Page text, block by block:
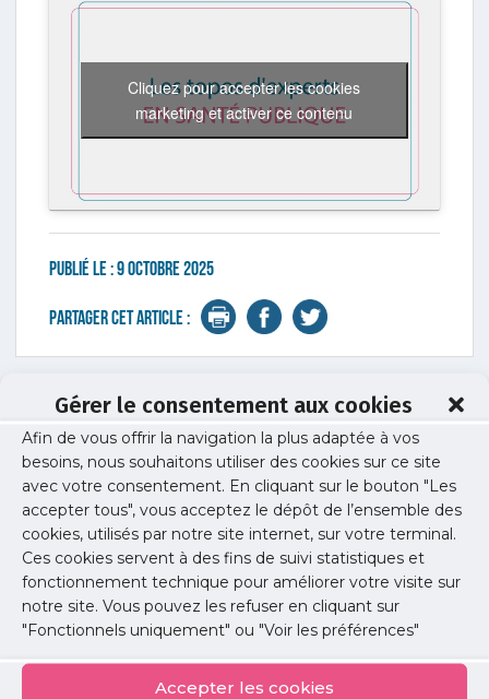
Gérer le consentement aux cookies
Afin de vous offrir la navigation la plus adaptée à vos
besoins, nous souhaitons utiliser des cookies sur ce site
avec votre consentement. En cliquant sur le bouton "Les
accepter tous", vous acceptez le dépôt de l’ensemble des
cookies, utilisés par notre site internet, sur votre terminal.
Ces cookies servent à des fins de suivi statistiques et
fonctionnement technique pour améliorer votre visite sur
notre site. Vous pouvez les refuser en cliquant sur
"Fonctionnels uniquement" ou "Voir les préférences"
Accepter les cookies
Cliquez pour accepter les cookies
marketing et activer ce contenu
Publié le :9 octobre 2025
Partager cet article :
Toutes les actus précédentes
Les topos d'experts Santé publique
Les topos d’experts en Santé publique : prévention